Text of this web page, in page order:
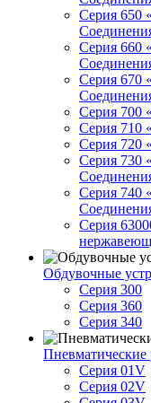
Серия 650
Серия 660
Серия 670
Серия 700
Серия 710
Серия
Серия 730
Серия 740
Серия
Обдувочные
Серия 300
Серия 360
Серия 340
Пневматические
Серия 01V
Серия 02V